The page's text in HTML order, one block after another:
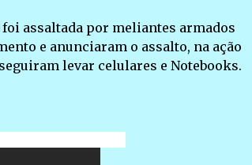
assaltada por meliantes armados
e anunciaram o assalto, na ação
levar celulares e Notebooks.